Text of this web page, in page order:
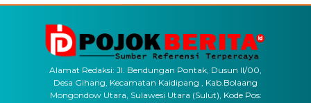
Alamat Redaksi: Jl. Bendungan Pontak, Dusun II/00,
Desa Gihang, Kecamatan Kaidipang , Kab.Bolaang
Mongondow Utara, Sulawesi Utara (Sulut), Kode Pos: